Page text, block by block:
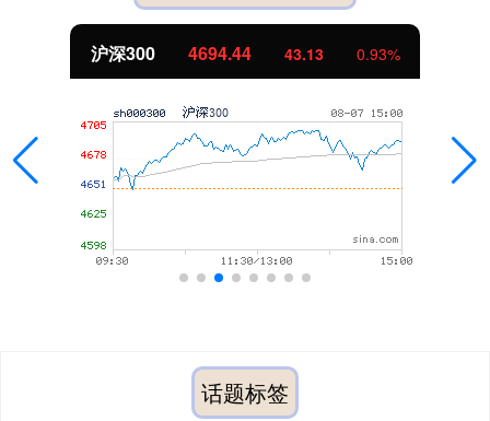
沪深300 4694.44 43.13 0.93%
话题标签